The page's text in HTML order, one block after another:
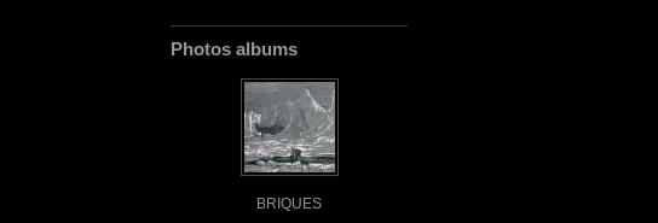
Photos albums
BRIQUES